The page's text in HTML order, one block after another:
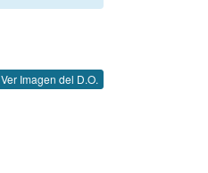
Ver Imagen del D.O.